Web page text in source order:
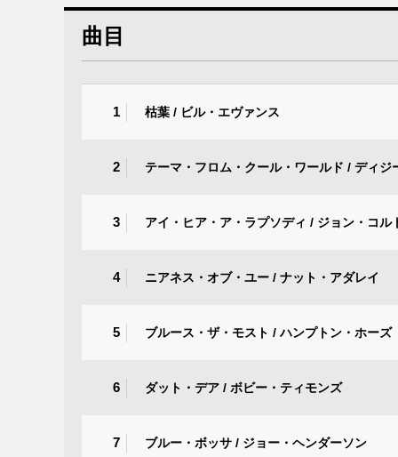
曲目
1 枯葉 / ビル・エヴァンス
2 テーマ・フロム・クール・ワールド / ディジ
3 アイ・ヒア・ア・ラプソディ / ジョン・コル
4 ニアネス・オブ・ユー / ナット・アダレイ
5 ブルース・ザ・モスト / ハンプトン・ホーズ
6 ダット・デア / ボビー・ティモンズ
7 ブルー・ボッサ / ジョー・ヘンダーソン